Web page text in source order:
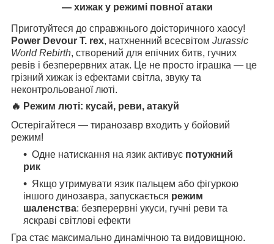
— хижак у режимі повної атаки
Приготуйтеся до справжнього доісторичного хаосу!
Power Devour T. rex, натхненний всесвітом Jurassic
World Rebirth, створений для епічних битв, гучних
ревів і безперервних атак. Це не просто іграшка — це
грізний хижак із ефектами світла, звуку та
неконтрольованої люті.
🔥 Режим люті: кусай, реви, атакуй
Остерігайтеся — тиранозавр входить у бойовий
режим!
Одне натискання на язик активує потужний
рик
Якщо утримувати язик пальцем або фігуркою
іншого динозавра, запускається режим
шаленства: безперервні укуси, гучні реви та
яскраві світлові ефекти
Гра стає максимально динамічною та видовищною.